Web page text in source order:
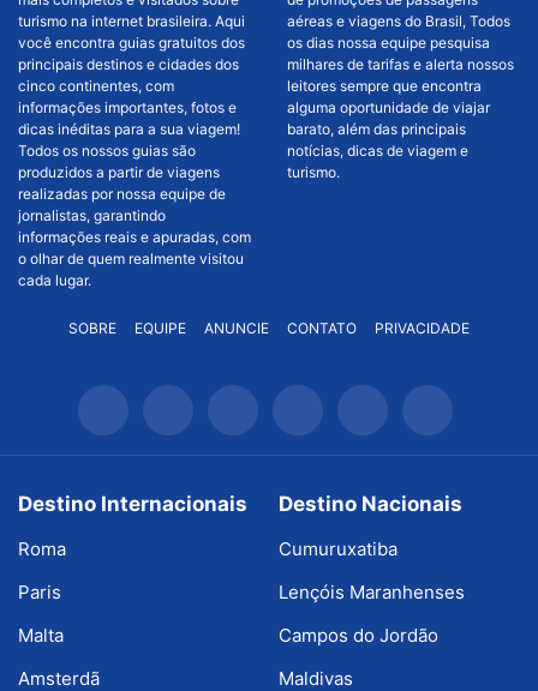
turismo na internet brasileira. Aqui
você encontra guias gratuitos dos
principais destinos e cidades dos
cinco continentes, com
informações importantes, fotos e
dicas inéditas para a sua viagem!
Todos os nossos guias são
produzidos a partir de viagens
realizadas por nossa equipe de
jornalistas, garantindo
informações reais e apuradas, com
o olhar de quem realmente visitou
cada lugar.
aéreas e viagens do Brasil, Todos
os dias nossa equipe pesquisa
milhares de tarifas e alerta nossos
leitores sempre que encontra
alguma oportunidade de viajar
barato, além das principais
notícias, dicas de viagem e
turismo.
SOBRE EQUIPE ANUNCIE CONTATO PRIVACIDADE
Destino Internacionais
Roma
Paris
Malta
Amsterdã
Destino Nacionais
Cumuruxatiba
Lençóis Maranhenses
Campos do Jordão
Maldivas